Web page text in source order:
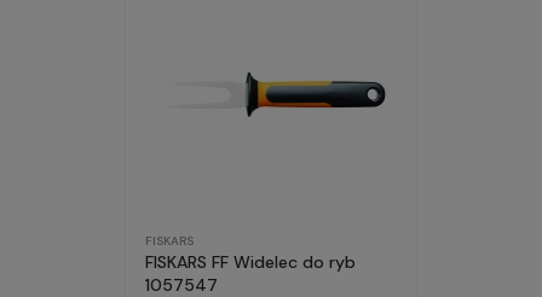
FISKARS
FISKARS FF Widelec do ryb
1057547